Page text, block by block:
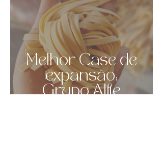
Melhor Case de
expansão:
Grupo Alfie